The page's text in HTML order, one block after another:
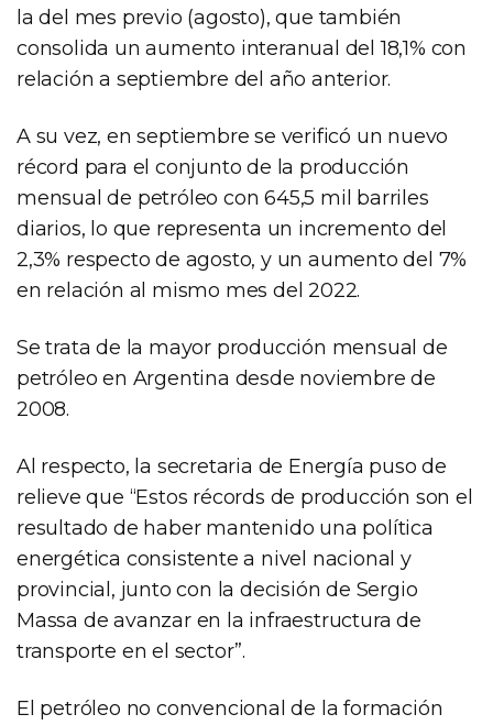
la del mes previo (agosto), que también
consolida un aumento interanual del 18,1% con
relación a septiembre del año anterior.
A su vez, en septiembre se verificó un nuevo
récord para el conjunto de la producción
mensual de petróleo con 645,5 mil barriles
diarios, lo que representa un incremento del
2,3% respecto de agosto, y un aumento del 7%
en relación al mismo mes del 2022.
Se trata de la mayor producción mensual de
petróleo en Argentina desde noviembre de
2008.
Al respecto, la secretaria de Energía puso de
relieve que “Estos récords de producción son el
resultado de haber mantenido una política
energética consistente a nivel nacional y
provincial, junto con la decisión de Sergio
Massa de avanzar en la infraestructura de
transporte en el sector”.
El petróleo no convencional de la formación